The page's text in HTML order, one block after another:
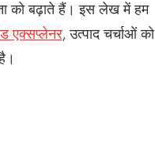
को बढ़ाते हैं। इस लेख में हम
एक्सप्लेनर, उत्पाद चर्चाओं को